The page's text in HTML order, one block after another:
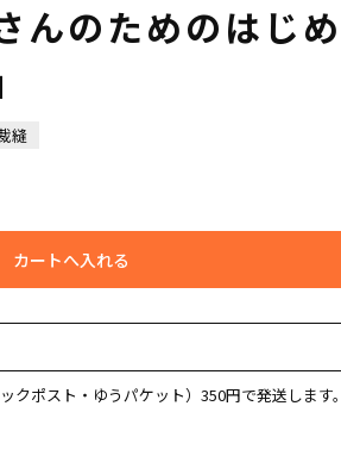
んのためのはじ
縫
カートへ入れる
ポスト・ゆうパケット）350円で発送します。